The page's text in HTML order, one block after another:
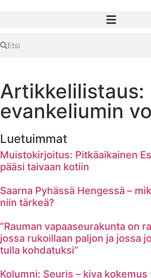
Artikkelilistaus:
evankeliumin
Luetuimmat
Muistokirjoitus: Pitkäaikainen
pääsi taivaan kotiin
Saarna Pyhässä Hengessä –
niin tärkeä?
”Rauman vapaaseurakunta on
jossa rukoillaan paljon ja jossa
tulla kohdatuksi”
Kolumni: Seuris – kiva kokemus